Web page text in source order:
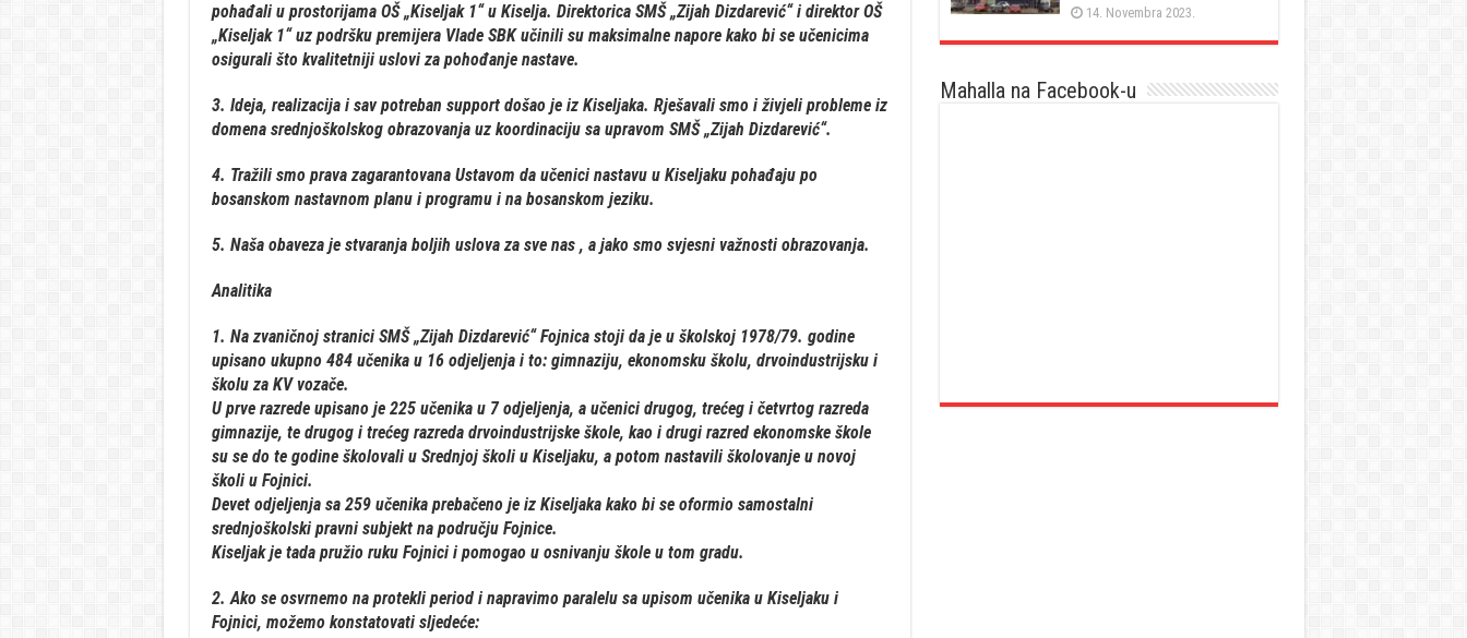
pohađali u prostorijama OŠ „Kiseljak 1“ u Kiselja. Direktorica SMŠ „Zijah Dizdarević“ i direktor OŠ
„Kiseljak 1“ uz podršku premijera Vlade SBK učinili su maksimalne napore kako bi se učenicima
osigurali što kvalitetniji uslovi za pohođanje nastave.
3. Ideja, realizacija i sav potreban support došao je iz Kiseljaka. Rješavali smo i živjeli probleme iz
domena srednjoškolskog obrazovanja uz koordinaciju sa upravom SMŠ „Zijah Dizdarević“.
4. Tražili smo prava zagarantovana Ustavom da učenici nastavu u Kiseljaku pohađaju po
bosanskom nastavnom planu i programu i na bosanskom jeziku.
5. Naša obaveza je stvaranja boljih uslova za sve nas , a jako smo svjesni važnosti obrazovanja.
Analitika
1. Na zvaničnoj stranici SMŠ „Zijah Dizdarević“ Fojnica stoji da je u školskoj 1978/79. godine
upisano ukupno 484 učenika u 16 odjeljenja i to: gimnaziju, ekonomsku školu, drvoindustrijsku i
školu za KV vozače.
U prve razrede upisano je 225 učenika u 7 odjeljenja, a učenici drugog, trećeg i četvrtog razreda
gimnazije, te drugog i trećeg razreda drvoindustrijske škole, kao i drugi razred ekonomske škole
su se do te godine školovali u Srednjoj školi u Kiseljaku, a potom nastavili školovanje u novoj
školi u Fojnici.
Devet odjeljenja sa 259 učenika prebačeno je iz Kiseljaka kako bi se oformio samostalni
srednjoškolski pravni subjekt na području Fojnice.
Kiseljak je tada pružio ruku Fojnici i pomogao u osnivanju škole u tom gradu.
2. Ako se osvrnemo na protekli period i napravimo paralelu sa upisom učenika u Kiseljaku i
Fojnici, možemo konstatovati sljedeće:
14. Novembra 2023.
Mahalla na Facebook-u